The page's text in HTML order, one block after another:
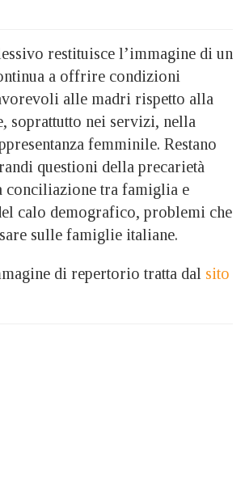
restituisce l’immagine di un
a offrire condizioni
alle madri rispetto alla
soprattutto nei servizi, nella
femminile. Restano
questioni della precarietà
conciliazione tra famiglia e
calo demografico, problemi che
sulle famiglie italiane.
di repertorio tratta dal sito